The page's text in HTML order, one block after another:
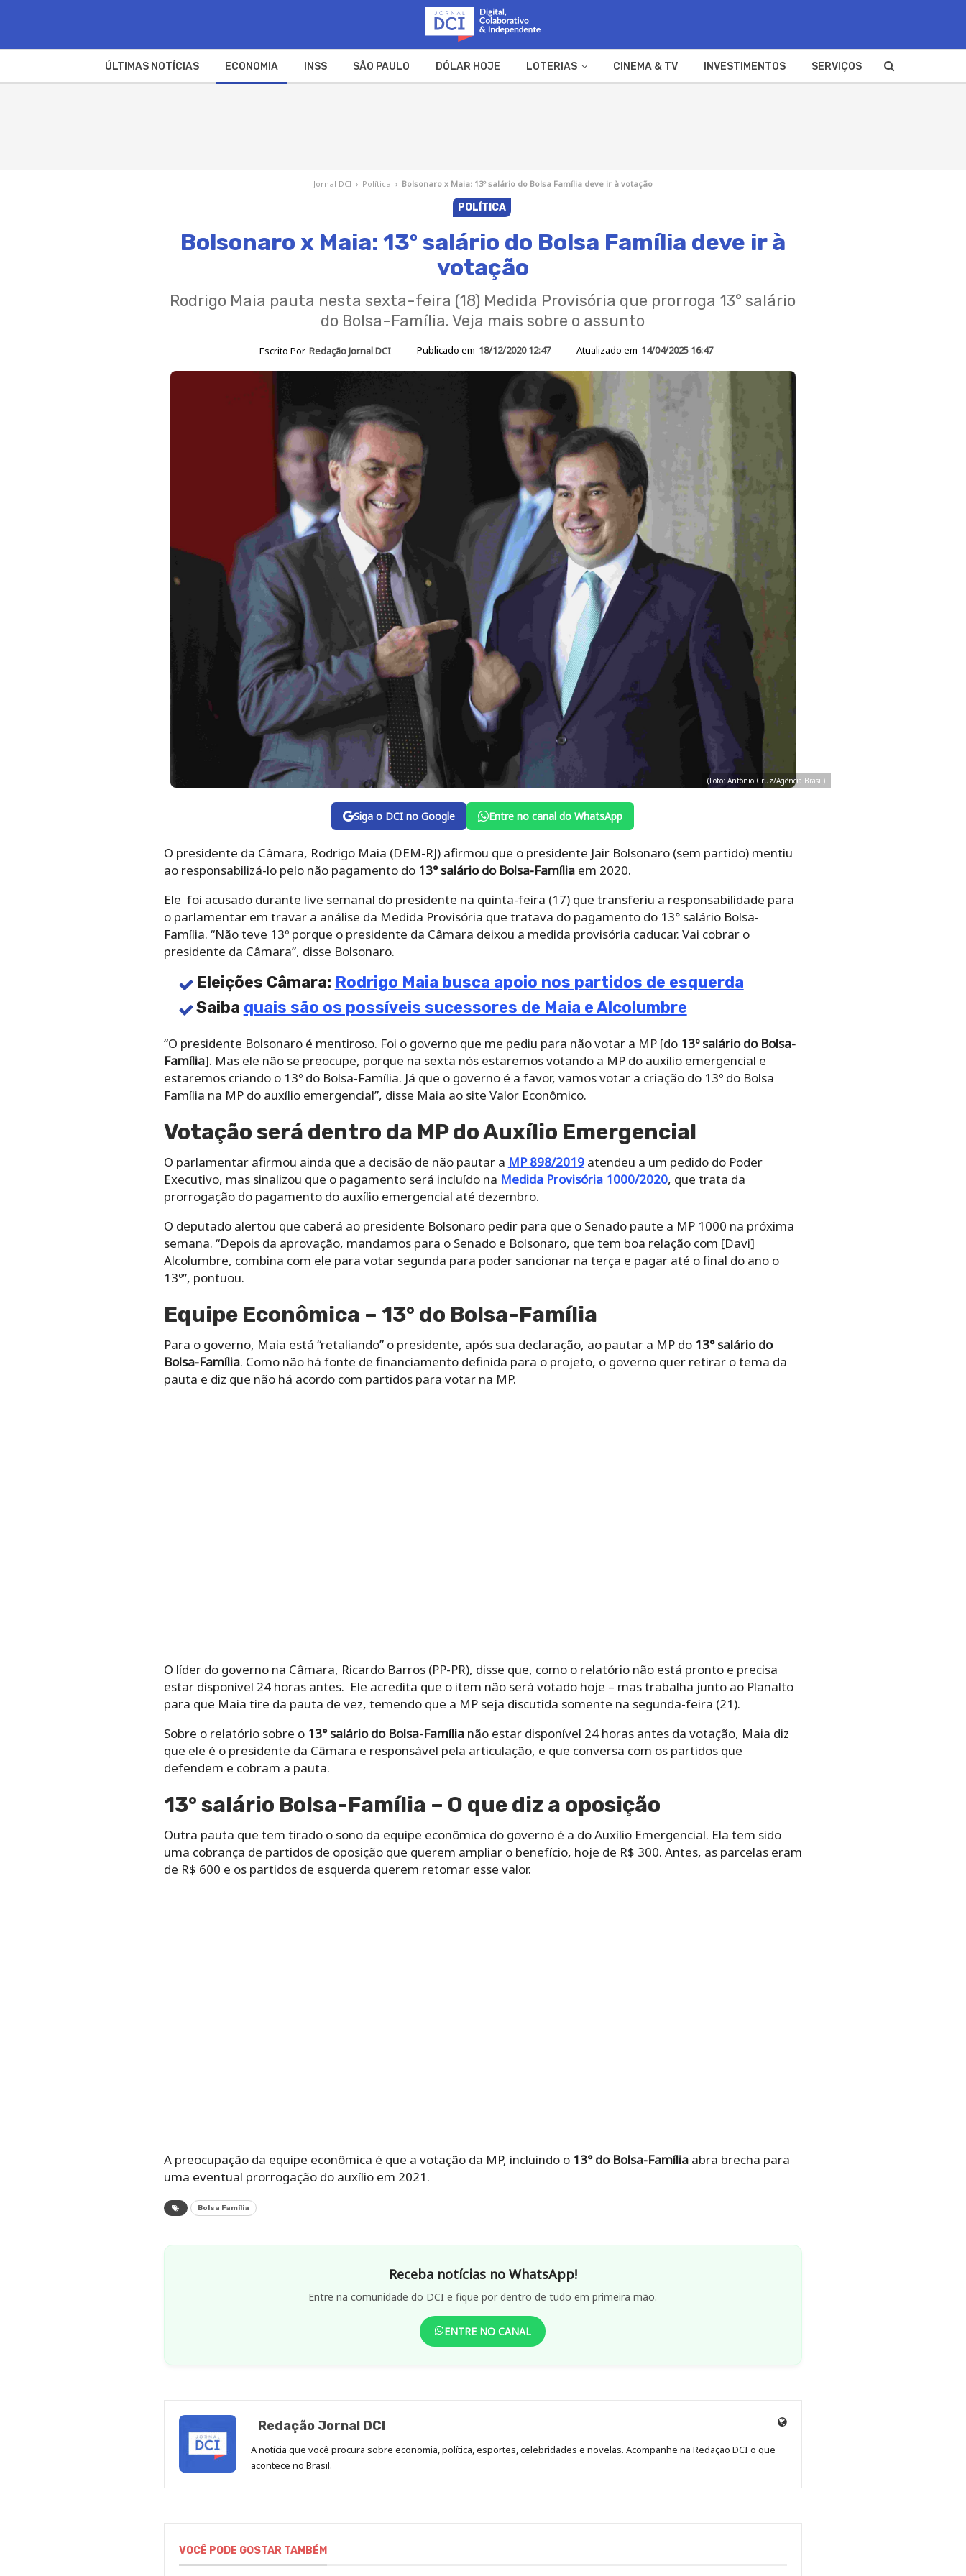
ÚLTIMAS NOTÍCIAS ECONOMIA INSS SÃO PAULO DÓLAR HOJE LOTERIAS CINEMA & TV INVESTIMENTOS SERVIÇOS
Jornal DCI › Política › Bolsonaro x Maia: 13º salário do Bolsa Família deve ir à votação
POLÍTICA
Bolsonaro x Maia: 13º salário do Bolsa Família deve ir à
votação
Rodrigo Maia pauta nesta sexta-feira (18) Medida Provisória que prorroga 13° salário
do Bolsa-Família. Veja mais sobre o assunto
Escrito Por Redação Jornal DCI Publicado em 18/12/2020 12:47 Atualizado em 14/04/2025 16:47
(Foto: Antônio Cruz/Agência Brasil)
Siga o DCI no Google Entre no canal do WhatsApp
O presidente da Câmara, Rodrigo Maia (DEM-RJ) afirmou que o presidente Jair Bolsonaro (sem partido) mentiu
ao responsabilizá-lo pelo não pagamento do13° salário do Bolsa-Famíliaem 2020.
Ele foi acusado durante live semanal do presidente na quinta-feira (17) que transferiu a responsabilidade para
o parlamentar em travar a análise da Medida Provisória que tratava do pagamento do 13° salário Bolsa-
Família. “Não teve 13º porque o presidente da Câmara deixou a medida provisória caducar. Vai cobrar o
presidente da Câmara”, disse Bolsonaro.
Eleições Câmara: Rodrigo Maia busca apoio nos partidos de esquerda
Saiba quais são os possíveis sucessores de Maia e Alcolumbre
“O presidente Bolsonaro é mentiroso. Foi o governo que me pediu para não votar a MP [do 13º salário do Bolsa-
Família]. Mas ele não se preocupe, porque na sexta nós estaremos votando a MP do auxílio emergencial e
estaremos criando o 13º do Bolsa-Família. Já que o governo é a favor, vamos votar a criação do 13º do Bolsa
Família na MP do auxílio emergencial”, disse Maia ao site Valor Econômico.
Votação será dentro da MP do Auxílio Emergencial
O parlamentar afirmou ainda que a decisão de não pautar a MP 898/2019atendeu a um pedido do Poder
Executivo, mas sinalizou que o pagamento será incluído na Medida Provisória 1000/2020, que trata da
prorrogação do pagamento do auxílio emergencial até dezembro.
O deputado alertou que caberá ao presidente Bolsonaro pedir para que o Senado paute a MP 1000 na próxima
semana. “Depois da aprovação, mandamos para o Senado e Bolsonaro, que tem boa relação com [Davi]
Alcolumbre, combina com ele para votar segunda para poder sancionar na terça e pagar até o final do ano o
13º”, pontuou.
Equipe Econômica – 13° do Bolsa-Família
Para o governo, Maia está “retaliando” o presidente, após sua declaração, ao pautar a MP do 13° salário do
Bolsa-Família. Como não há fonte de financiamento definida para o projeto, o governo quer retirar o tema da
pauta e diz que não há acordo com partidos para votar na MP.
O líder do governo na Câmara, Ricardo Barros (PP-PR), disse que, como o relatório não está pronto e precisa
estar disponível 24 horas antes. Ele acredita que o item não será votado hoje – mas trabalha junto ao Planalto
para que Maia tire da pauta de vez, temendo que a MP seja discutida somente na segunda-feira (21).
Sobre o relatório sobre o 13° salário do Bolsa-Famílianão estar disponível 24 horas antes da votação, Maia diz
que ele é o presidente da Câmara e responsável pela articulação, e que conversa com os partidos que
defendem e cobram a pauta.
13° salário Bolsa-Família – O que diz a oposição
Outra pauta que tem tirado o sono da equipe econômica do governo é a do Auxílio Emergencial. Ela tem sido
uma cobrança de partidos de oposição que querem ampliar o benefício, hoje de R$ 300. Antes, as parcelas eram
de R$ 600 e os partidos de esquerda querem retomar esse valor.
A preocupação da equipe econômica é que a votação da MP, incluindo o13° do Bolsa-Famíliaabra brecha para
uma eventual prorrogação do auxílio em 2021.
Bolsa Família
Receba notícias no WhatsApp!
Entre na comunidade do DCI e fique por dentro de tudo em primeira mão.
ENTRE NO CANAL
Redação Jornal DCI
Site
A notícia que você procura sobre economia, política, esportes, celebridades e novelas. Acompanhe na Redação DCI o que
acontece no Brasil.
VOCÊ PODE GOSTAR TAMBÉM